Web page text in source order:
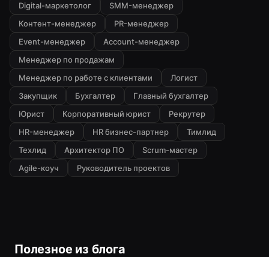
Digital-маркетолог
SMM-менеджер
Контент-менеджер
PR-менеджер
Event-менеджер
Account-менеджер
Менеджер по продажам
Менеджер по работе с клиентами
Логист
Закупщик
Бухгалтер
Главный бухгалтер
Юрист
Корпоративный юрист
Рекрутер
HR-менеджер
HR бизнес-партнер
Тимлид
Техлид
Архитектор ПО
Scrum-мастер
Agile-коуч
Руководитель проектов
Полезное из блога